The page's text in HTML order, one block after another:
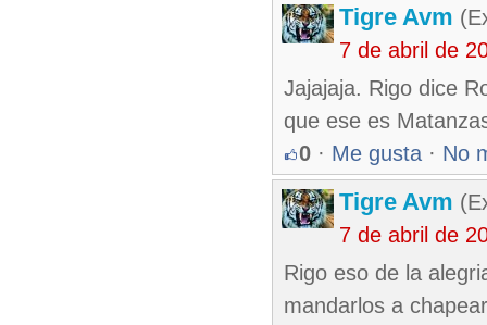
Tigre Avm
7 de abril de
Jajajaja. Rigo dice
que ese es
0 · Me gusta · No
Tigre Avm
7 de abril de
Rigo eso de la
mandarlos a